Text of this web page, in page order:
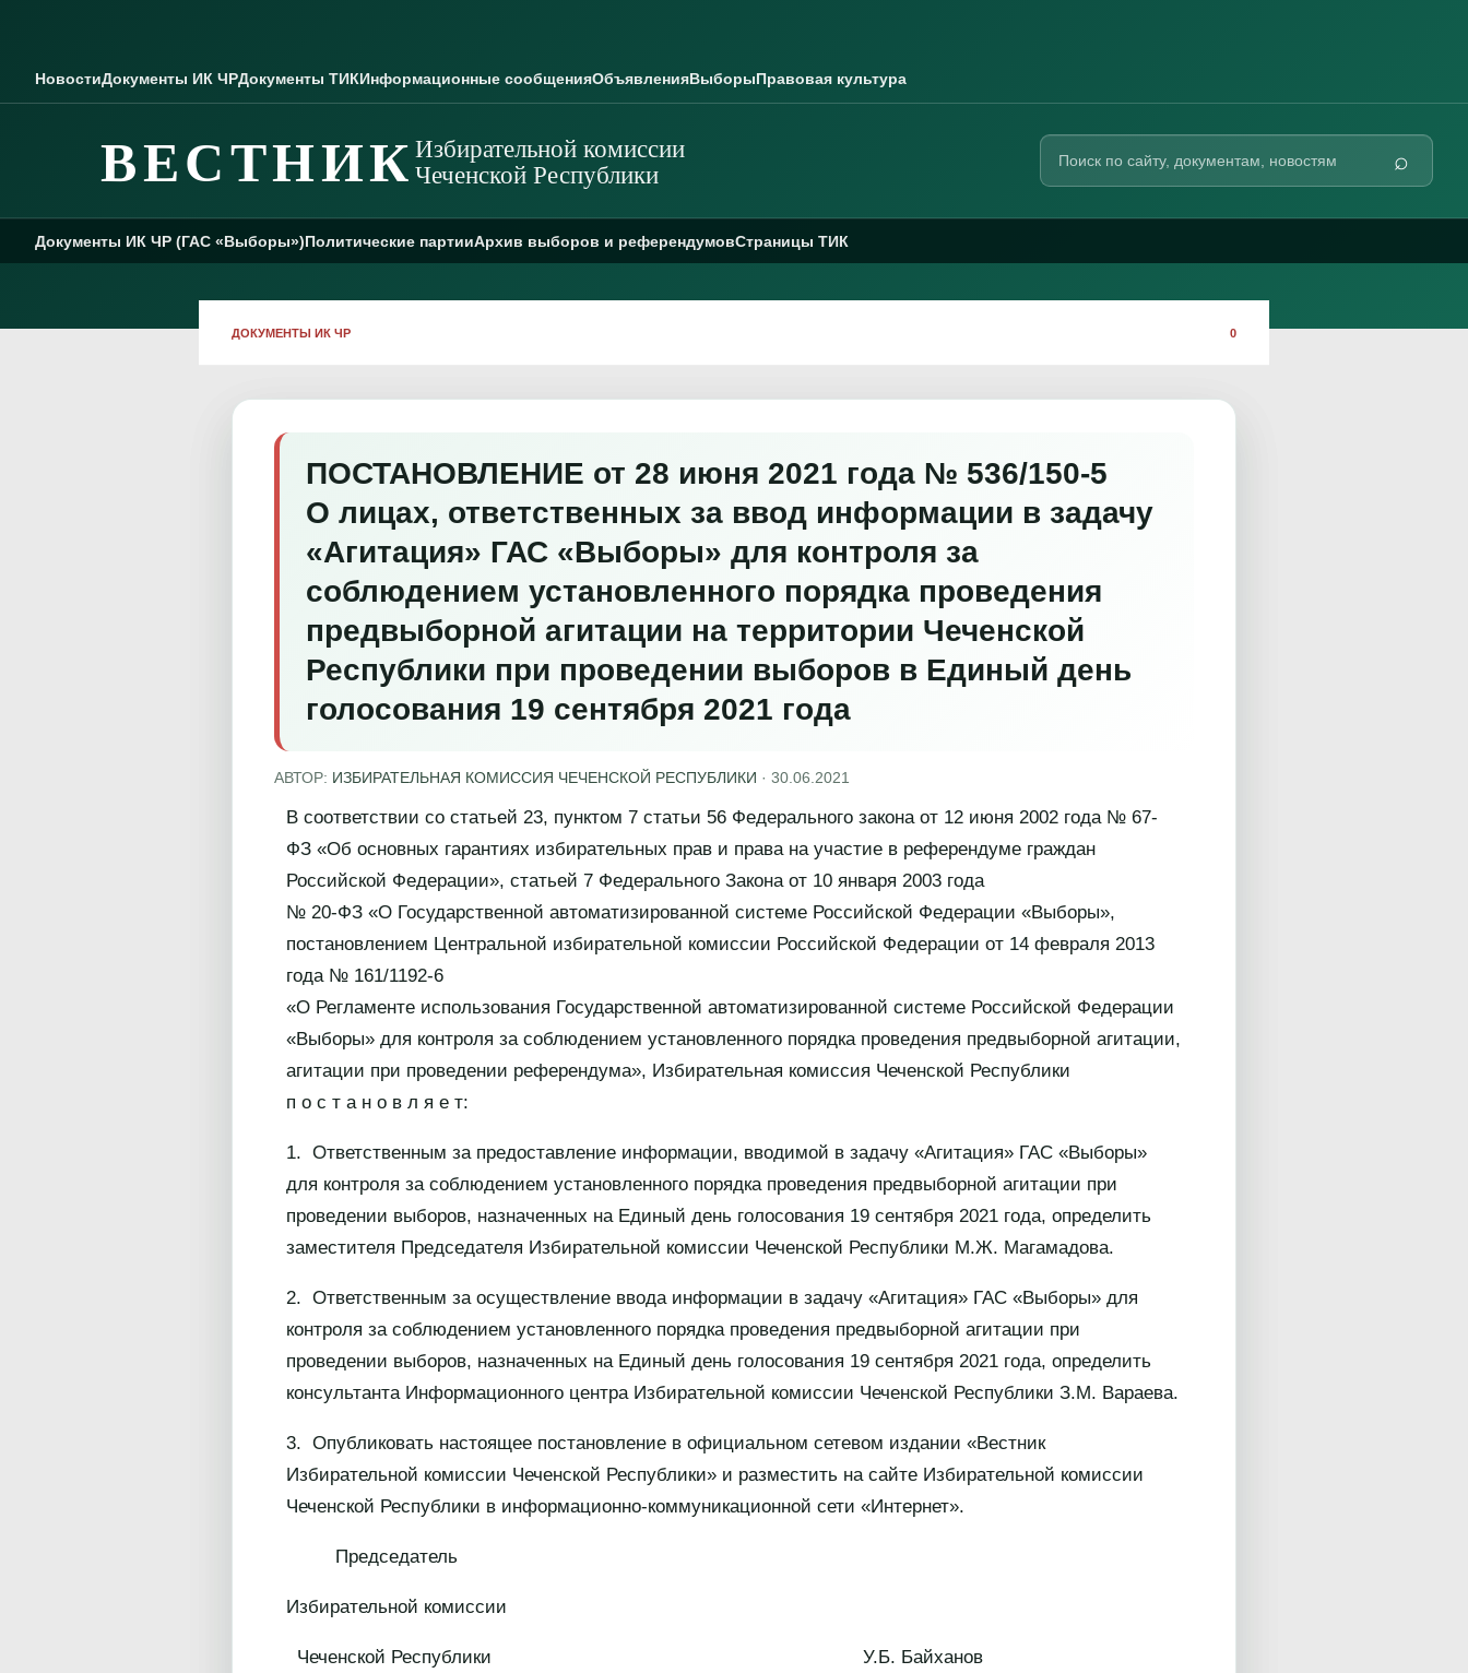
НовостиДокументы ИК ЧРДокументы ТИКИнформационные сообщенияОбъявленияВыборыПравовая культура
ВЕСТНИК Избирательной комиссии
Чеченской Республики
Поиск
сайту
⌕
Документы ИК ЧР (ГАС «Выборы»)Политические партииАрхив выборов и референдумовСтраницы ТИК
ДОКУМЕНТЫ ИК ЧР 0
ПОСТАНОВЛЕНИЕ от 28 июня 2021 года № 536/150-5
О лицах, ответственных за ввод информации в задачу
«Агитация» ГАС «Выборы» для контроля за
соблюдением установленного порядка проведения
предвыборной агитации на территории Чеченской
Республики при проведении выборов в Единый день
голосования 19 сентября 2021 года
АВТОР: ИЗБИРАТЕЛЬНАЯ КОМИССИЯ ЧЕЧЕНСКОЙ РЕСПУБЛИКИ · 30.06.2021
В соответствии со статьей 23, пунктом 7 статьи 56 Федерального закона от 12 июня 2002 года № 67-
ФЗ «Об основных гарантиях избирательных прав и права на участие в референдуме граждан
Российской Федерации», статьей 7 Федерального Закона от 10 января 2003 года
№ 20-ФЗ «О Государственной автоматизированной системе Российской Федерации «Выборы»,
постановлением Центральной избирательной комиссии Российской Федерации от 14 февраля 2013
года № 161/1192-6
«О Регламенте использования Государственной автоматизированной системе Российской Федерации
«Выборы» для контроля за соблюдением установленного порядка проведения предвыборной агитации,
агитации при проведении референдума», Избирательная комиссия Чеченской Республики
п о с т а н о в л я е т:
1. Ответственным за предоставление информации, вводимой в задачу «Агитация» ГАС «Выборы»
для контроля за соблюдением установленного порядка проведения предвыборной агитации при
проведении выборов, назначенных на Единый день голосования 19 сентября 2021 года, определить
заместителя Председателя Избирательной комиссии Чеченской Республики М.Ж. Магамадова.
2. Ответственным за осуществление ввода информации в задачу «Агитация» ГАС «Выборы» для
контроля за соблюдением установленного порядка проведения предвыборной агитации при
проведении выборов, назначенных на Единый день голосования 19 сентября 2021 года, определить
консультанта Информационного центра Избирательной комиссии Чеченской Республики З.М. Вараева.
3. Опубликовать настоящее постановление в официальном сетевом издании «Вестник
Избирательной комиссии Чеченской Республики» и разместить на сайте Избирательной комиссии
Чеченской Республики в информационно-коммуникационной сети «Интернет».
Председатель
Избирательной комиссии
Чеченской Республики У.Б. Байханов